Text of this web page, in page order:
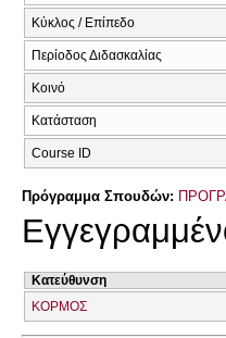
Κύκλος / Επίπεδο
Περίοδος Διδασκαλίας
Κοινό
Κατάσταση
Course ID
Πρόγραμμα Σπουδών:
Κατεύθυνση
ΚΟΡΜΟΣ